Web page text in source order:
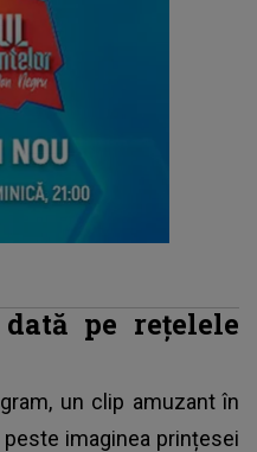
pe rețelele
un clip amuzant în
imaginea prințesei